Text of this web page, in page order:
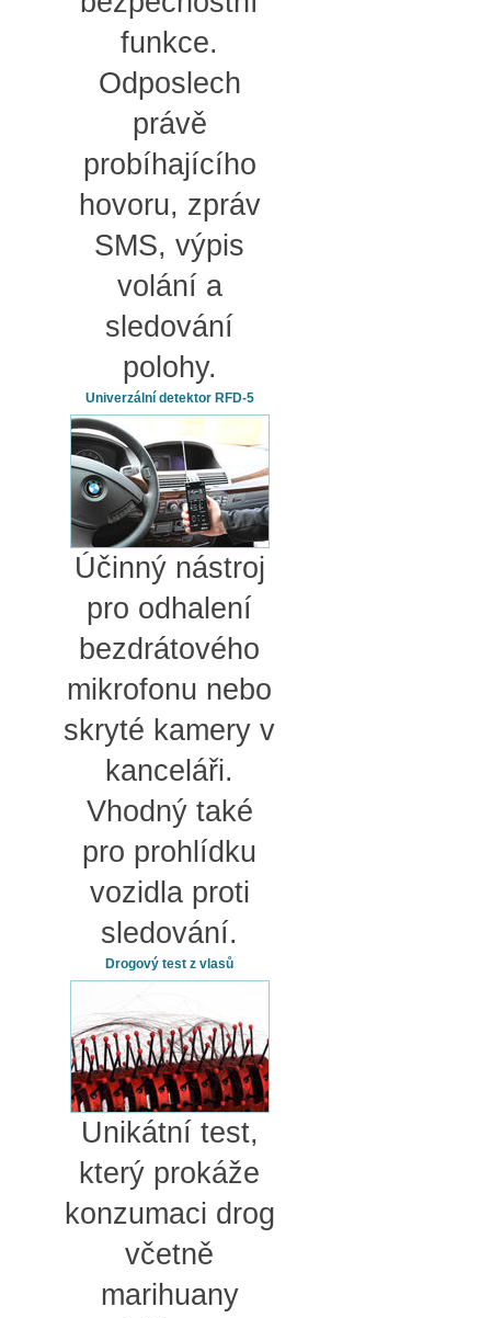
funkce.
Odposlech
právě
probíhajícího
hovoru, zpráv
SMS, výpis
volání a
sledování
polohy.
Univerzální detektor RFD-5
Účinný nástroj
pro odhalení
bezdrátového
mikrofonu nebo
skryté kamery v
kanceláři.
Vhodný také
pro prohlídku
vozidla proti
sledování.
Drogový test z vlasů
Unikátní test,
který prokáže
konzumaci drog
včetně
marihuany